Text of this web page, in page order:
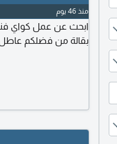
منذ 46 يوم
ابحث عن عمل كواي
بقالة من فضلكم